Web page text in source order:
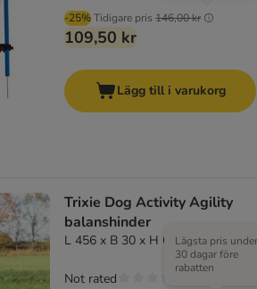
-25%Tidigare pris 146,00 kr
109,50 kr
Lägg till i varukorg
Trixie Dog Activity Agility
balanshinder
L 456 x B 30 x H 64 cmLägsta pris under
30 dagar före
rabatten
Not rated